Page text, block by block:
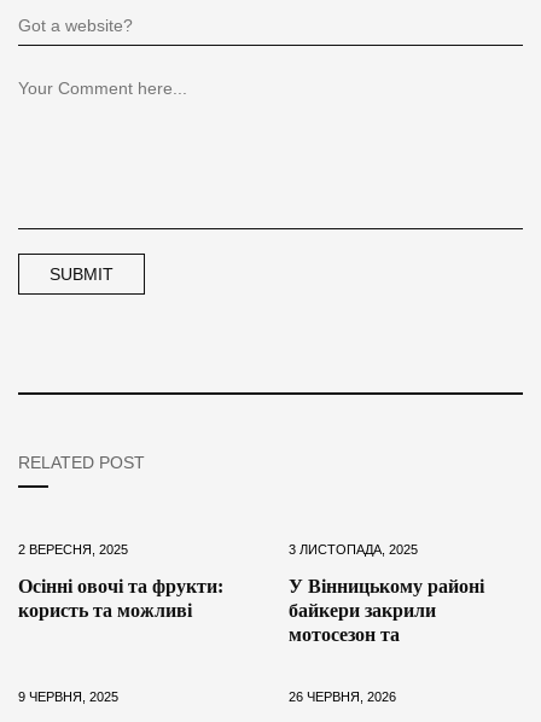
RELATED POST
2 ВЕРЕСНЯ, 2025
Осінні овочі та фрукти:
користь та можливі
3 ЛИСТОПАДА, 2025
У Вінницькому районі
байкери закрили
мотосезон та
9 ЧЕРВНЯ, 2025 26 ЧЕРВНЯ, 2026